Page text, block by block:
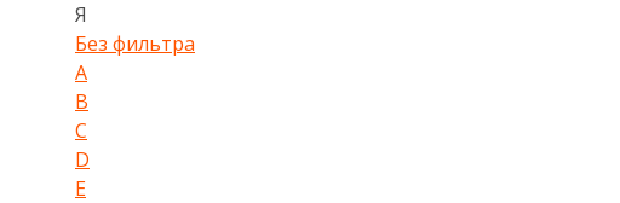
Я
Без фильтра
A
B
C
D
E